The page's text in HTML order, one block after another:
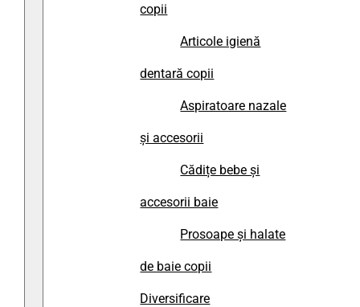
copii
Articole igienă
dentară copii
Aspiratoare nazale
și accesorii
Cădițe bebe și
accesorii baie
Prosoape și halate
de baie copii
Diversificare